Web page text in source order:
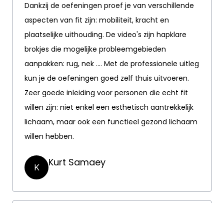
Dankzij de oefeningen proef je van verschillende
aspecten van fit zijn: mobiliteit, kracht en
plaatselijke uithouding. De video's zijn hapklare
brokjes die mogelijke probleemgebieden
aanpakken: rug, nek .... Met de professionele uitleg
kun je de oefeningen goed zelf thuis uitvoeren.
Zeer goede inleiding voor personen die echt fit
willen zijn: niet enkel een esthetisch aantrekkelijk
lichaam, maar ook een functieel gezond lichaam
willen hebben.
K Kurt Samaey